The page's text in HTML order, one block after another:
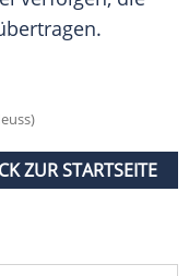
ZUR STARTSEITE